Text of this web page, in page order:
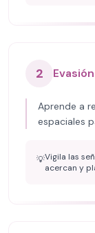
2
Aprende a
espaciales
💡Vigila las
acercan y